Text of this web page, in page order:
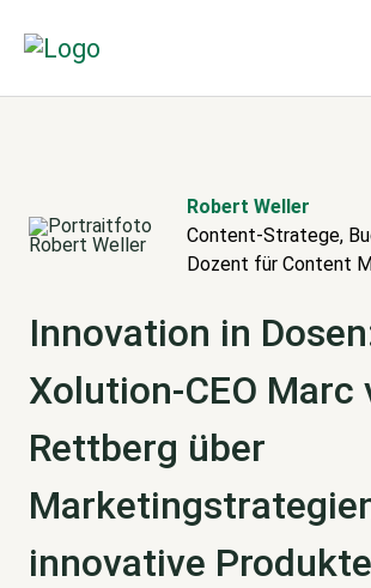
Robert Weller
Content-Stratege,
Dozent für Content
Innovation in
Xolution-CEO Marc
Rettberg über
innovative Produkte